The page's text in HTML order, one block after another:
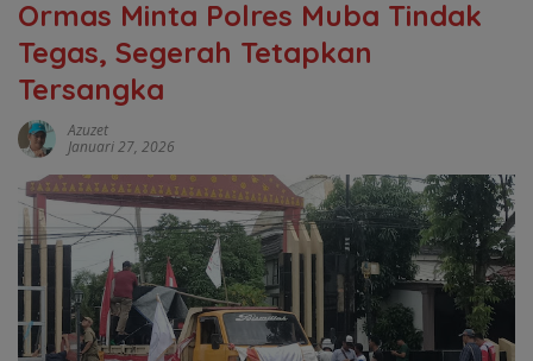
Ormas Minta Polres Muba Tindak
Tegas, Segerah Tetapkan
Tersangka
Azuzet
Januari 27, 2026